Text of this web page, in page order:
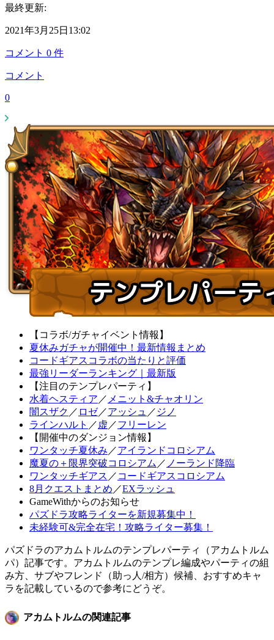
最終更新:
2021年3月25日13:02
コメント 0 件
コメント
0
【コラボ/ガチャイベント情報】
夏休みガチャが開催中！最新情報まとめ
コードギアスコラボの当たりと評価
最強リーダーランキング｜最新版
【注目のテンプレパーティ】
水着ヘスティア ／ メニット&チャオリン
闇スザク ／ ロゼ／アッシュ ／ ジノ
ラインハルト ／ 虚 ／フリーレン
【開催中のダンジョン情報】
ワンタッチ夏休み ／アイランドコロシアム
魔夏の＋限界突破コロシアム ／ ノーランド降臨
ワンタッチギアス ／ コードギアスコロシアム
8月クエストまとめ ／EXラッシュ
GameWithからのお知らせ
パズドラ攻略ライターを新規募集中！
未経験可&完全在宅！攻略ライター募集！
パズドラのアカムトルムのテンプレパーティ（アカムトルム
パ）記事です。アカムトルムのテンプレ編成やパーティの組
み方、サブやフレンド（助っ人/相方）候補、おすすめキャ
ラを記載しているので参考にどうぞ。
アカムトルムの関連記事